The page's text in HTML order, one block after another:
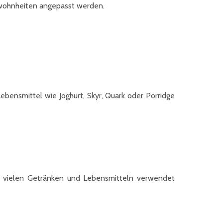
angepasst werden.
wie Joghurt, Skyr, Quark oder Porridge
Getränken und Lebensmitteln verwendet